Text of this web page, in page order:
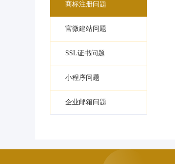
商标注册问题
官微建站问题
SSL证书问题
小程序问题
企业邮箱问题